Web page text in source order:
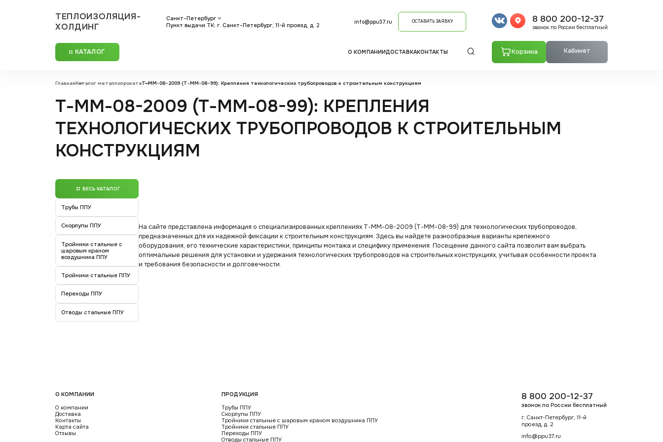
ТЕПЛОИЗОЛЯЦИЯ-
ХОЛДИНГ
Санкт-Петербург
Пункт выдачи ТК: г. Санкт-Петербург, 11-й проезд, д. 2
info@ppu37.ru ОСТАВИТЬ ЗАЯВКУ 8 800 200-12-37
звонок по России бесплатный
КАТАЛОГ О КОМПАНИИДОСТАВКАКОНТАКТЫ Корзина Кабинет
ГлавнаяКаталог металлопрокатаТ-ММ-08-2009 (Т-ММ-08-99): Крепления технологических трубопроводов к строительным конструкциям
Т-ММ-08-2009 (Т-ММ-08-99): КРЕПЛЕНИЯ
ТЕХНОЛОГИЧЕСКИХ ТРУБОПРОВОДОВ К СТРОИТЕЛЬНЫМ
КОНСТРУКЦИЯМ
ВЕСЬ КАТАЛОГ
Трубы ППУ
Скорлупы ППУ
Тройники стальные с
шаровым краном
воздушника ППУ
Тройники стальные ППУ
Переходы ППУ
Отводы стальные ППУ
На сайте представлена информация о специализированных креплениях Т-ММ-08-2009 (Т-ММ-08-99) для технологических трубопроводов,
предназначенных для их надежной фиксации к строительным конструкциям. Здесь вы найдете разнообразные варианты крепежного
оборудования, его технические характеристики, принципы монтажа и специфику применения. Посещение данного сайта позволит вам выбрать
оптимальные решения для установки и удержания технологических трубопроводов на строительных конструкциях, учитывая особенности проекта
и требования безопасности и долговечности.
О КОМПАНИИ
О компании
Доставка
Контакты
Карта сайта
Отзывы
ПРОДУКЦИЯ
Трубы ППУ
Скорлупы ППУ
Тройники стальные с шаровым краном воздушника ППУ
Тройники стальные ППУ
Переходы ППУ
Отводы стальные ППУ
8 800 200-12-37
звонок по России бесплатный
г. Санкт-Петербург, 11-й
проезд, д. 2
info@ppu37.ru